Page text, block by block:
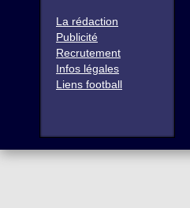
La rédaction
Publicité
Recrutement
Infos légales
Liens football